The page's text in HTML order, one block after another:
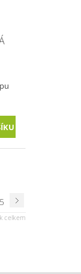
5
celkem